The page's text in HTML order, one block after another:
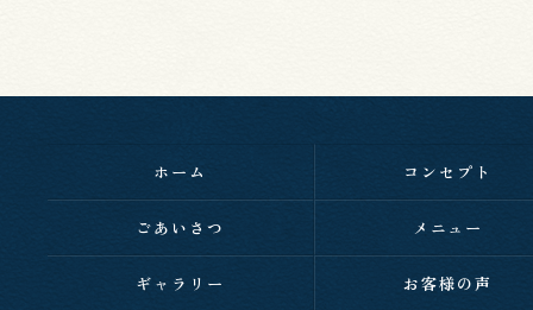
ホーム コンセプト
ごあいさつ メニュー
ギャラリー お客様の声